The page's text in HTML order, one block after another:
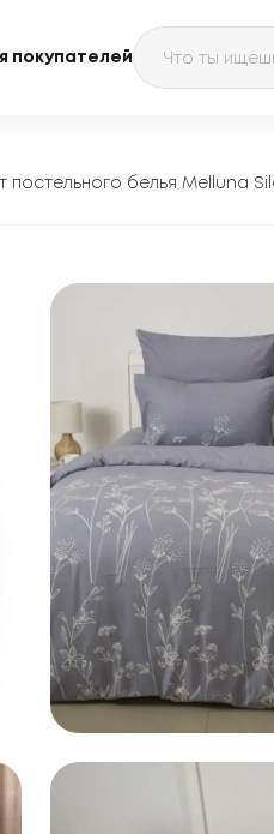
покупателей
постельного белья Melluna